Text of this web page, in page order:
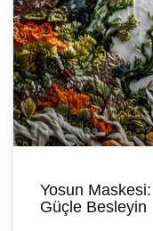
Yosun
Güçle Besleyin